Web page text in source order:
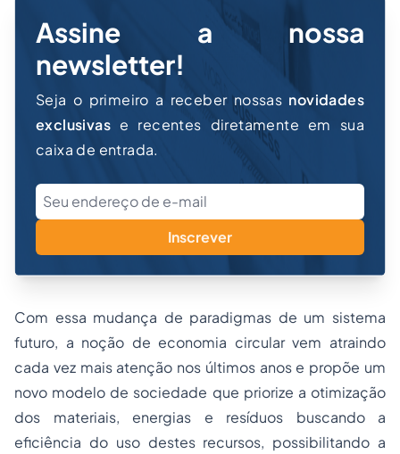
Assine a nossa
newsletter!
Seja o primeiro a receber nossas novidades
exclusivas e recentes diretamente em sua
caixa de entrada.
Inscrever
Com essa mudança de paradigmas de um sistema
futuro, a noção de economia circular vem atraindo
cada vez mais atenção nos últimos anos e propõe um
novo modelo de sociedade que priorize a otimização
dos materiais, energias e resíduos buscando a
eficiência do uso destes recursos, possibilitando a